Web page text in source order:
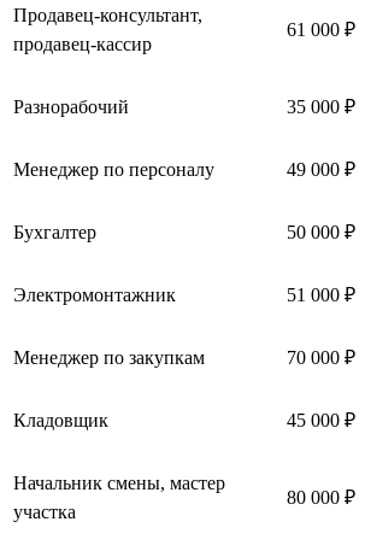
Продавец-консультант,
продавец-кассир
61 000 ₽
Разнорабочий 35 000 ₽
Менеджер по персоналу 49 000 ₽
Бухгалтер 50 000 ₽
Электромонтажник 51 000 ₽
Менеджер по закупкам 70 000 ₽
Кладовщик 45 000 ₽
Начальник смены, мастер
участка
80 000 ₽